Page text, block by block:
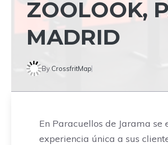
ZOOLOOK,
MADRID
By CrossfritMap
En Paracuellos de Jarama se
experiencia única a sus